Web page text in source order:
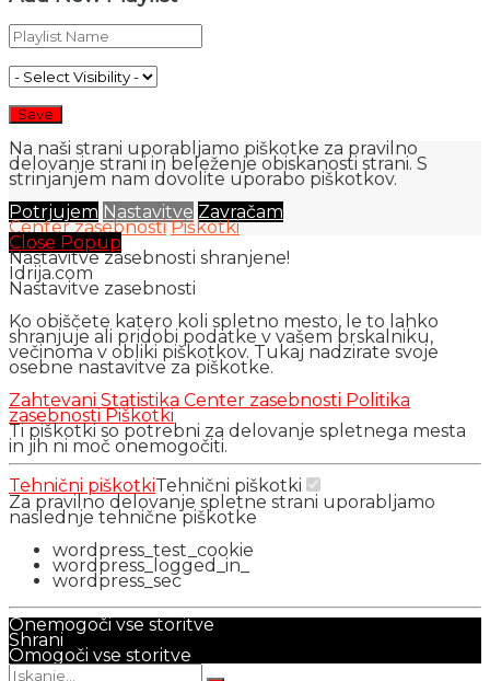
Na naši strani uporabljamo piškotke za pravilno
delovanje strani in beleženje obiskanosti strani. S
strinjanjem nam dovolite uporabo piškotkov.
Potrjujem Nastavitve Zavračam
Center zasebnosti Piškotki
Close Popup
Nastavitve zasebnosti shranjene!
Idrija.com
Nastavitve zasebnosti
Ko obiščete katero koli spletno mesto, le to lahko
shranjuje ali pridobi podatke v vašem brskalniku,
večinoma v obliki piškotkov. Tukaj nadzirate svoje
osebne nastavitve za piškotke.
Zahtevani Statistika Center zasebnosti Politika
zasebnosti Piškotki
Ti piškotki so potrebni za delovanje spletnega mesta
in jih ni moč onemogočiti.
Tehnični piškotkiTehnični piškotki
Za pravilno delovanje spletne strani uporabljamo
naslednje tehnične piškotke
wordpress_test_cookie
wordpress_logged_in_
wordpress_sec
Onemogoči vse storitve
Shrani
Omogoči vse storitve